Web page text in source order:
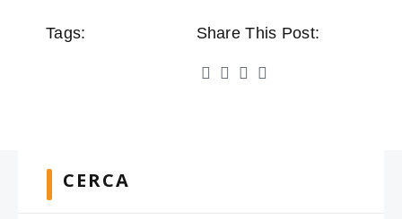
Tags: Share This Post:
CERCA